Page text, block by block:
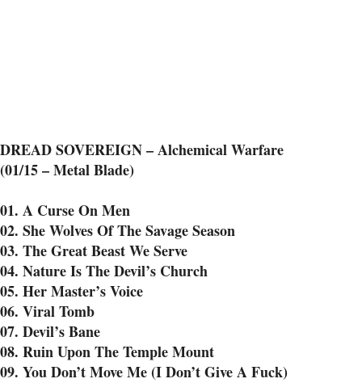
DREAD SOVEREIGN – Alchemical Warfare
(01/15 – Metal Blade)
01. A Curse On Men
02. She Wolves Of The Savage Season
03. The Great Beast We Serve
04. Nature Is The Devil’s Church
05. Her Master’s Voice
06. Viral Tomb
07. Devil’s Bane
08. Ruin Upon The Temple Mount
09. You Don’t Move Me (I Don’t Give A Fuck)